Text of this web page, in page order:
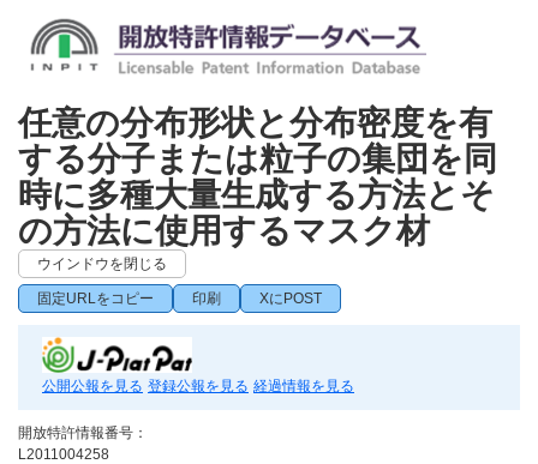
任意の分布形状と分布密度を有
する分子または粒子の集団を同
時に多種大量生成する方法とそ
の方法に使用するマスク材
ウインドウを閉じる
固定URLをコピー 印刷 XにPOST
公開公報を見る 登録公報を見る 経過情報を見る
開放特許情報番号：
L2011004258